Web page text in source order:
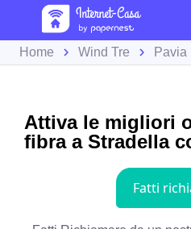
Home Wind Tre Pavia